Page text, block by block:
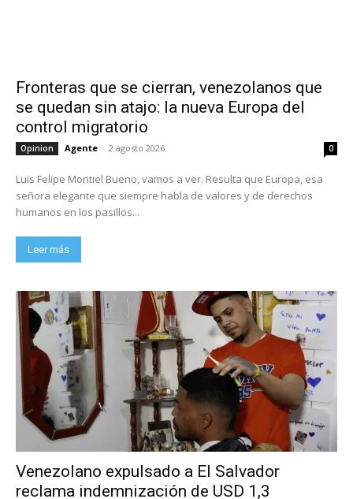
Fronteras que se cierran, venezolanos que
se quedan sin atajo: la nueva Europa del
control migratorio
Opinion Agente - 2 agosto 2026 0
Luis Felipe Montiel Bueno, vamos a ver. Resulta que Europa, esa
señora elegante que siempre habla de valores y de derechos
humanos en los pasillos...
Leer más
Venezolano expulsado a El Salvador
reclama indemnización de USD 1,3